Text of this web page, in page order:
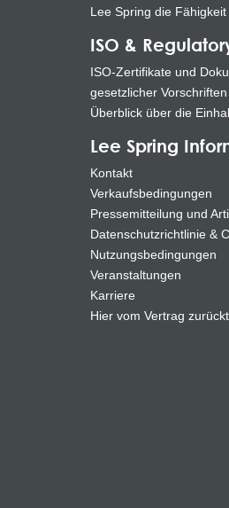
Lee Spring die Fähigkeit
ISO &
ISO-Zertifikate und
gesetzlicher Vorschriften
Überblick über die
Lee Spring
Kontakt
Verkaufsbedingungen
Pressemitteilung und
Datenschutzrichtlinie &
Nutzungsbedingungen
Veranstaltungen
Karriere
Hier vom Vertrag